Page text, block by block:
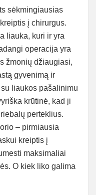
sėkmingiausias
į chirurgus.
liauka, kuri ir yra
operacija yra
žmonių džiaugiasi,
gyvenimą ir
liaukos pašalinimu
krūtinė, kad ji
perteklius.
– pirmiausia
kreiptis į
maksimaliai
O kiek liko galima